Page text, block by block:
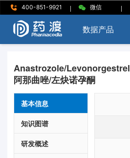
400-851-9921 | 微信 |
数据产品
Anastrozole/Levonorgestrel
阿那曲唑/左炔诺孕酮
基本信息
知识图谱
研发概述